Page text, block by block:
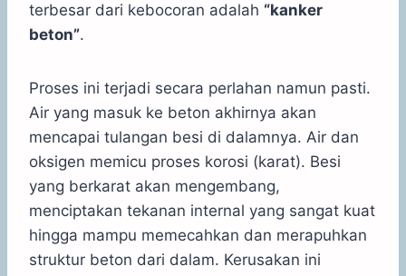
terbesar dari kebocoran adalah “kanker
beton”.
Proses ini terjadi secara perlahan namun pasti.
Air yang masuk ke beton akhirnya akan
mencapai tulangan besi di dalamnya. Air dan
oksigen memicu proses korosi (karat). Besi
yang berkarat akan mengembang,
menciptakan tekanan internal yang sangat kuat
hingga mampu memecahkan dan merapuhkan
struktur beton dari dalam. Kerusakan ini